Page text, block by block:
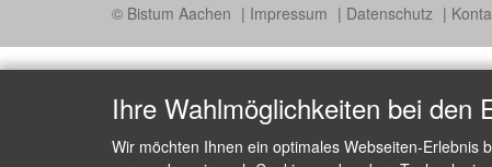
© Bistum Aachen Impressum Datenschutz
Ihre Wahlmöglichkeiten bei den
Wir möchten Ihnen ein optimales Webseiten-Erlebnis